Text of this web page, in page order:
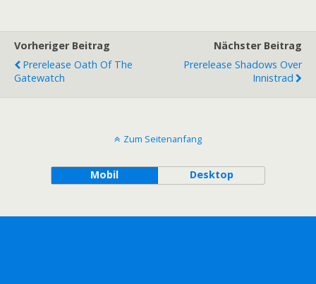
Vorheriger Beitrag
Prerelease Oath Of The
Gatewatch
Nächster Beitrag
Prerelease Shadows Over
Innistrad
Zum Seitenanfang
Mobil Desktop